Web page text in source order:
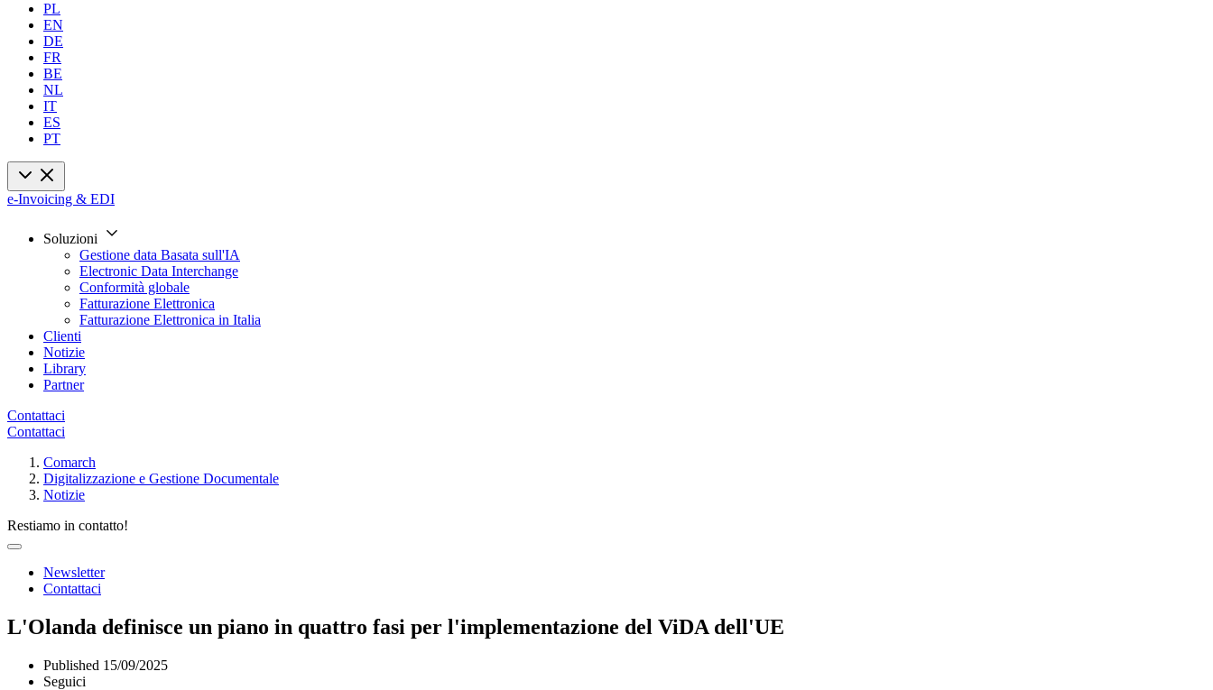
PL
EN
DE
FR
BE
NL
IT
ES
PT
e-Invoicing & EDI
Soluzioni
Gestione data Basata sull'IA
Electronic Data Interchange
Conformità globale
Fatturazione Elettronica
Fatturazione Elettronica in Italia
Clienti
Notizie
Library
Partner
Contattaci
Contattaci
Comarch
Digitalizzazione e Gestione Documentale
Notizie
Restiamo in contatto!
Newsletter
Contattaci
L'Olanda definisce un piano in quattro fasi per l'implementazione del ViDA dell'UE
Published 15/09/2025
Seguici